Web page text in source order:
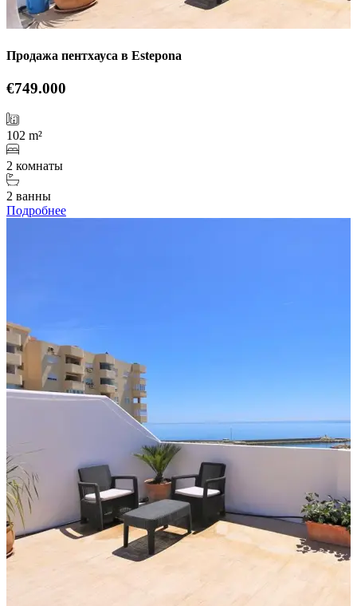
Продажа пентхауса в Estepona
€749.000
102 m²
2 комнаты
2 ванны
Подробнее